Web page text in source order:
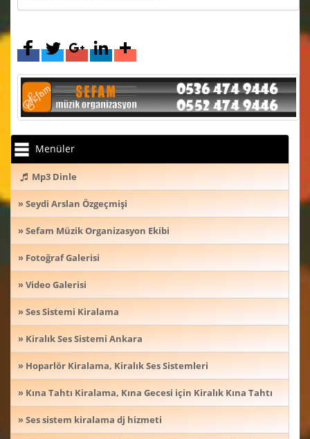
Menüler
Mp3 Dinle
» Seydi Arslan Özgeçmişi
» Sefam Müzik Organizasyon Ekibi
» Fotoğraf Galerisi
» Video Galerisi
» Ses Sistemi Kiralama
» Kiralık Ses Sistemi Ankara
» Hoparlör Kiralama, Kiralık Ses Sistemleri
» Kına Tahtı Kiralama, Kına Gecesi için Kiralık Kına Tahtı
» Ses sistem kiralama dj hizmeti